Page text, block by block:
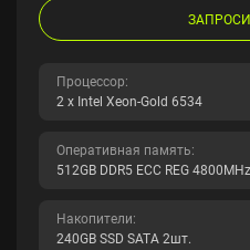
Процессор:
2 x Intel Xeon-Gold 6534
Оперативная память:
512GB DDR5 ECC REG 4800MHz
Накопители:
240GB SSD SATA 2шт.